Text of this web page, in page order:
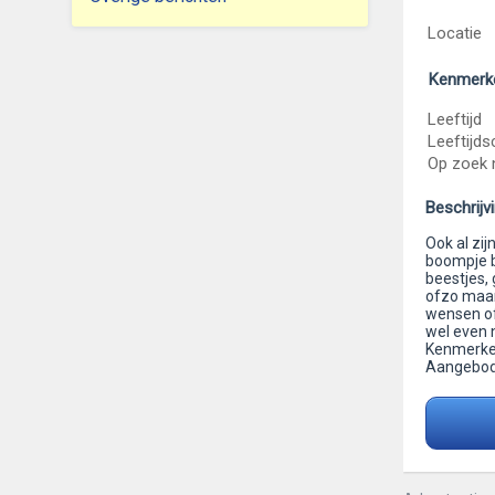
Locatie
Leeftijd
Op zoek
Ook al
boompje
beestjes,
ofzo
wensen
wel even